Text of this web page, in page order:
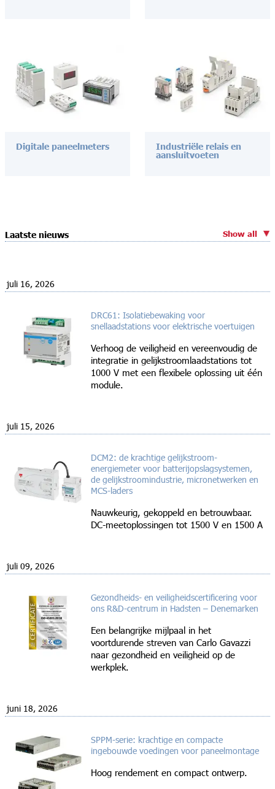
Digitale paneelmeters Industriële relais en
aansluitvoeten
Laatste nieuws Show all
juli 16, 2026
DRC61: Isolatiebewaking voor
snellaadstations voor elektrische voertuigen
Verhoog de veiligheid en vereenvoudig de
integratie in gelijkstroomlaadstations tot
1000 V met een flexibele oplossing uit één
module.
juli 15, 2026
DCM2: de krachtige gelijkstroom-
energiemeter voor batterijopslagsystemen,
de gelijkstroomindustrie, micronetwerken en
MCS-laders
Nauwkeurig, gekoppeld en betrouwbaar.
DC-meetoplossingen tot 1500 V en 1500 A
juli 09, 2026
Gezondheids- en veiligheidscertificering voor
ons R&D-centrum in Hadsten – Denemarken
Een belangrijke mijlpaal in het
voortdurende streven van Carlo Gavazzi
naar gezondheid en veiligheid op de
werkplek.
juni 18, 2026
SPPM-serie: krachtige en compacte
ingebouwde voedingen voor paneelmontage
Hoog rendement en compact ontwerp.